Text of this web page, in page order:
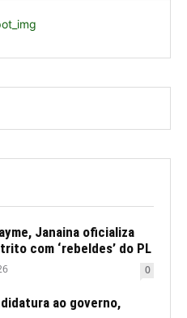
Janaina oficializa
com ‘rebeldes’ do PL
0
ao governo,